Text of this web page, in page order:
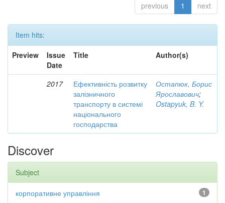
previous 1 next
Item hits:
Preview
Issue
Date
Title Author(s)
2017
Ефективність розвитку
залізничного
транспорту в системі
національного
господарства
Остапюк, Борис
Ярославович;
Ostapyuk, B. Y.
Discover
Subject
1
корпоративне управління